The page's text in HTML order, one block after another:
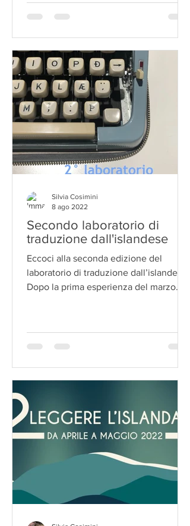
Secondo laboratorio di
traduzione dall'islandese
Eccoci alla seconda edizione del
laboratorio di traduzione dall’islandese.
Dopo la prima esperienza del marzo
Silvia Cosimini
8 ago 2022